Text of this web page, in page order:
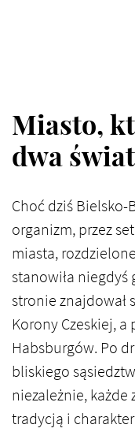
Miasto,
dwa
Choć dziś
organizm, przez
miasta,
stanowiła
stronie znajdował
Korony Czeskiej,
Habsburgów. Po
bliskiego
niezależnie, każde
tradycją i